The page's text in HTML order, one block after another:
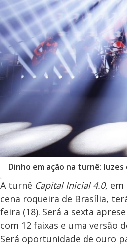
Dinho em ação na turnê:
A turnê Capital Inicial 4.0, em
cena roqueira de Brasília,
feira (18). Será a sexta
com 12 faixas e uma versão
Será oportunidade de ouro